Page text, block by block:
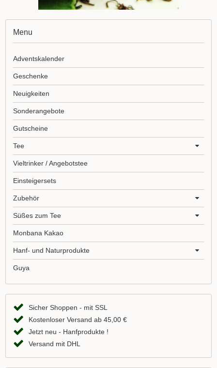
Menu
Adventskalender
Geschenke
Neuigkeiten
Sonderangebote
Gutscheine
Tee
Vieltrinker / Angebotstee
Einsteigersets
Zubehör
Süßes zum Tee
Monbana Kakao
Hanf- und Naturprodukte
Guya
Sicher Shoppen - mit SSL
Kostenloser Versand ab 45,00 €
Jetzt neu - Hanfprodukte !
Versand mit DHL